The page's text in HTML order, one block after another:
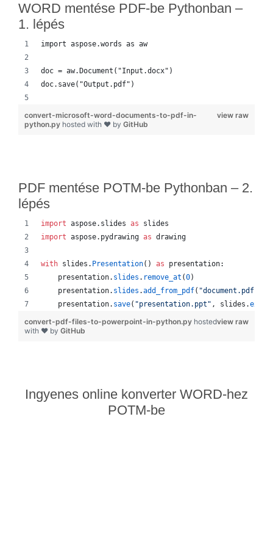
WORD mentése PDF-be Pythonban –
1. lépés
import aspose.words as aw
doc = aw.Document("Input.docx")
doc.save("Output.pdf")
view raw
convert-microsoft-word-documents-to-pdf-in-
python.py hosted with ❤ by GitHub
PDF mentése POTM-be Pythonban – 2.
lépés
import aspose. slides as
slides
import aspose. pydrawing as drawing
with slides . Presentation() as presentation:
presentation. slides . remove_at (0)
presentation. slides .add_from_pdf( "document.pdf"
presentation. save( "presentation.ppt" , slides .
view raw
convert-pdf-files-to-powerpoint-in-python.py hosted
with ❤ by GitHub
Ingyenes online konverter WORD-hez
POTM-be